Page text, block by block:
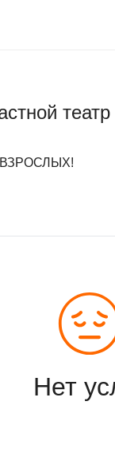
Нет